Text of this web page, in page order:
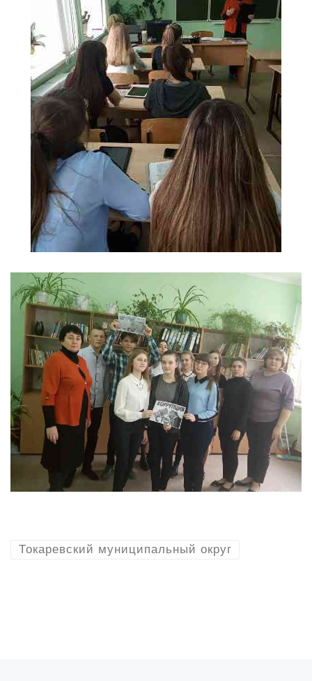
Токаревский муниципальный округ